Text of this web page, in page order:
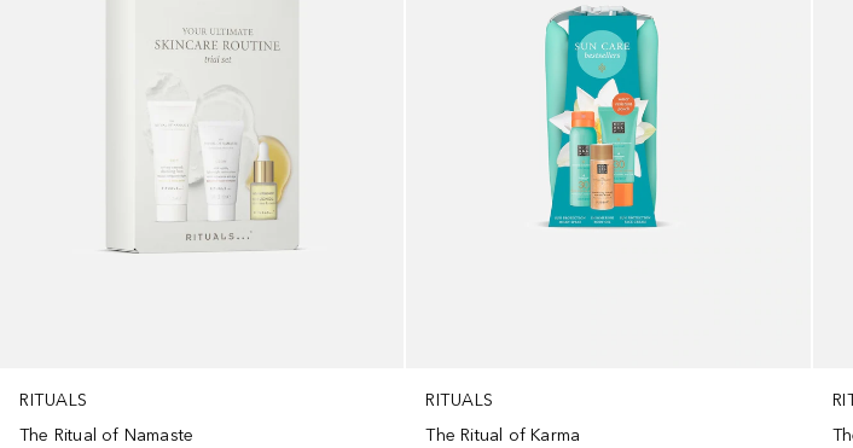
RITUALS
The Ritual of Namaste
RITUALS
The Ritual of Karma